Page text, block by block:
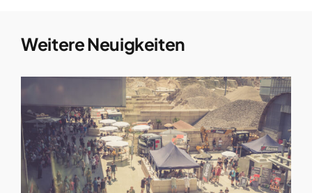
Weitere Neuigkeiten